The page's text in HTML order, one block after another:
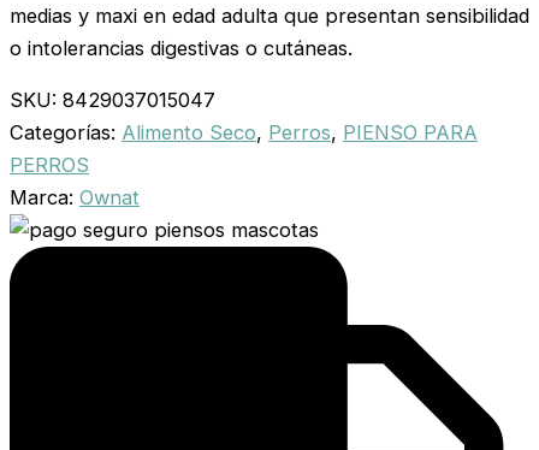
medias y maxi en edad adulta que presentan sensibilidad
o intolerancias digestivas o cutáneas.
SKU: 8429037015047
Categorías: Alimento Seco, Perros, PIENSO PARA
PERROS
Marca: Ownat